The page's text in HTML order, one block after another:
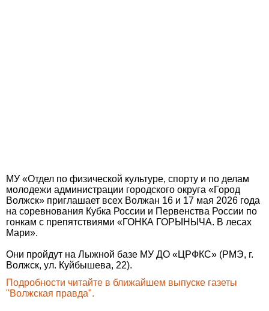
МУ «Отдел по физической культуре, спорту и по делам
молодежи администрации городского округа «Город
Волжск» приглашает всех Волжан 16 и 17 мая 2026 года
на соревнования Кубка России и Первенства России по
гонкам с препятствиями «ГОНКА ГОРЫНЫЧА. В лесах
Мари».
Они пройдут на Лыжной базе МУ ДО «ЦРФКС» (РМЭ, г.
Волжск, ул. Куйбышева, 22).
Подробности читайте в ближайшем выпуске газеты
"Волжская правда".